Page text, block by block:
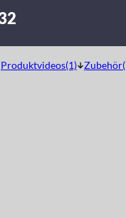
Produktvideos(1)